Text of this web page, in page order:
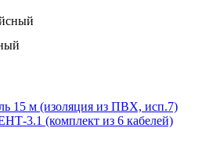
15 м (изоляция из ПВХ, исп.7)
(комплект из 6 кабелей)